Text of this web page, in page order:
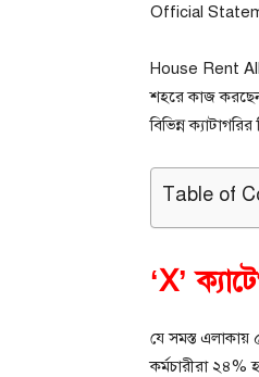
Official
House Rent
শহরে কাজ করছেন
বিভিন্ন
Table of
‘X’
যে সমস্ত এলাকায়
কর্মচারীরা ২৪%